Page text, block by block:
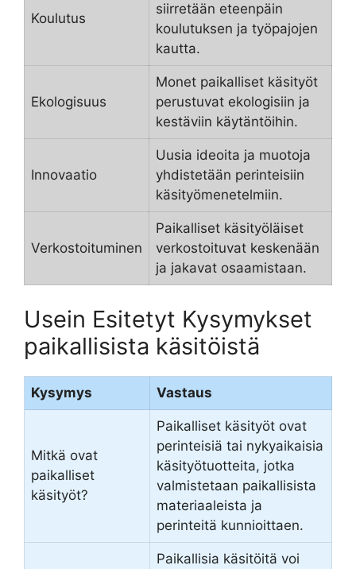
Koulutus
siirretään eteenpäin
koulutuksen ja työpajojen
kautta.
Ekologisuus
Monet paikalliset käsityöt
perustuvat ekologisiin ja
kestäviin käytäntöihin.
Innovaatio
Uusia ideoita ja muotoja
yhdistetään perinteisiin
käsityömenetelmiin.
Verkostoituminen
Paikalliset käsityöläiset
verkostoituvat keskenään
ja jakavat osaamistaan.
Usein Esitetyt Kysymykset
paikallisista käsitöistä
Kysymys Vastaus
Mitkä ovat
paikalliset
käsityöt?
Paikalliset käsityöt ovat
perinteisiä tai nykyaikaisia
käsityötuotteita, jotka
valmistetaan paikallisista
materiaaleista ja
perinteitä kunnioittaen.
Paikallisia käsitöitä voi